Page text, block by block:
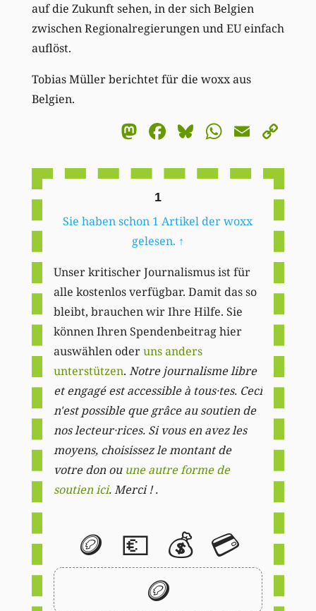
auf die Zukunft sehen, in der sich Belgien
zwischen Regionalregierungen und EU einfach
auflöst.
Tobias Müller berichtet für die woxx aus
Belgien.
Mastodon
Facebook
BlueskyEmail
1
Sie haben schon 1 Artikel der woxx
gelesen. ↑
Unser kritischer Journalismus ist für
alle kostenlos verfügbar. Damit das so
bleibt, brauchen wir Ihre Hilfe. Sie
können Ihren Spendenbeitrag hier
auswählen oderuns anders
unterstützen. Notre journalisme libre
et engagé est accessible à tous·tes. Ceci
n'est possible que grâce au soutien de
nos lecteur·rices. Si vous en avez les
moyens, choisissez le montant de
votre don ou une autre forme de
soutien ici. Merci ! .
🪙 💶 💰 💳
🪙